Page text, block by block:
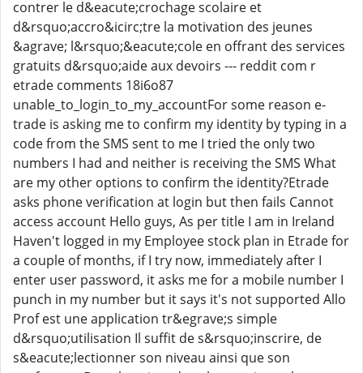
contrer le d&eacute;crochage scolaire et
d&rsquo;accro&icirc;tre la motivation des jeunes
&agrave; l&rsquo;&eacute;cole en offrant des services
gratuits d&rsquo;aide aux devoirs --- reddit com r
etrade comments 18i6o87
unable_to_login_to_my_accountFor some reason e-
trade is asking me to confirm my identity by typing in a
code from the SMS sent to me I tried the only two
numbers I had and neither is receiving the SMS What
are my other options to confirm the identity?Etrade
asks phone verification at login but then fails Cannot
access account Hello guys, As per title I am in Ireland
Haven't logged in my Employee stock plan in Etrade for
a couple of months, if I try now, immediately after I
enter user password, it asks me for a mobile number I
punch in my number but it says it's not supported Allo
Prof est une application tr&egrave;s simple
d&rsquo;utilisation Il suffit de s&rsquo;inscrire, de
s&eacute;lectionner son niveau ainsi que son